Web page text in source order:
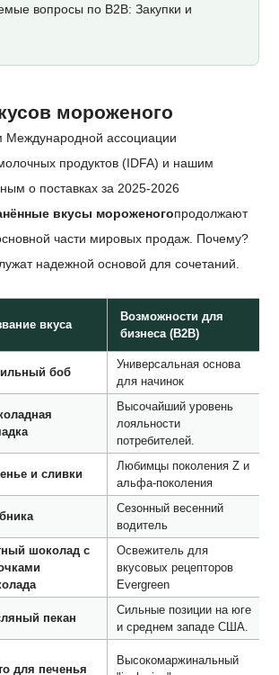
вопросы по B2B: Закупки и
мороженого
Международной ассоциации
продуктов (IDFA) и нашим
о поставках за 2025-2026
вкусы мороженогопродолжают
части мировых продаж. Почему?
надежной основой для сочетаний.
вкуса
Возможности для
бизнеса (B2B)
боб
Универсальная основа
для начинок
Высочайший уровень
лояльности
потребителей.
и сливки
Любимцы поколения Z и
альфа-поколения
Сезонный весенний
водитель
шоколад с
Освежитель для
вкусовых рецепторов
Evergreen
пекан
Сильные позиции на юге
и среднем западе США.
для печенья
Высокомаржинальный